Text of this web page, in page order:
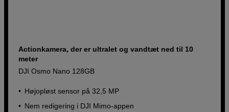
Actionkamera, der er ultralet og vandtæt ned til 10
meter
DJI Osmo Nano 128GB
Højopløst sensor på 32,5 MP
Nem redigering i DJI Mimo-appen